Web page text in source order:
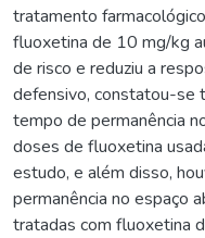
tratamento
fluoxetina de 10 mg/kg
de risco e reduziu a
defensivo, constatou-se
tempo de permanência
doses de fluoxetina
estudo, e além disso,
permanência no espaço
tratadas com fluoxetina